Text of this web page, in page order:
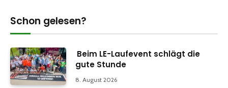
Schon gelesen?
Beim LE-Laufevent schlägt die
gute Stunde
8. August 2026